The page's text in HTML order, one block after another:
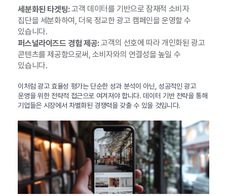
세분화된 타겟팅:고객 데이터를 기반으로 잠재적 소비자
집단을 세분화하여, 더욱 정교한 광고 캠페인을 운영할 수
있습니다.
퍼스널라이즈드 경험 제공:고객의 선호에 따라 개인화된 광고
콘텐츠를 제공함으로써, 소비자와의 연결성을 높일 수
있습니다.
이처럼 광고 효율성 평가는 단순한 성과 분석이 아닌, 성공적인 광고
운영을 위한 전략적 접근으로 여겨져야 합니다. 데이터 기반 전략을 통해
기업들은 시장에서 차별화된 경쟁력을 갖출 수 있을 것입니다.